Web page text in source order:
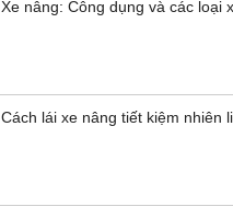
Xe nâng: Công dụng và các loại
Cách lái xe nâng tiết kiệm nhiên